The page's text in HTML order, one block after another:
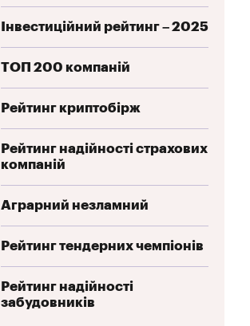
Інвестиційний рейтинг – 2025
ТОП 200 компаній
Рейтинг криптобірж
Рейтинг надійності страхових
компаній
Аграрний незламний
Рейтинг тендерних чемпіонів
Рейтинг надійності
забудовників